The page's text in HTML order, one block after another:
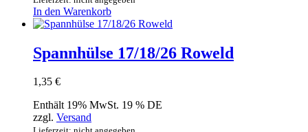
In den Warenkorb
Spannhülse 17/18/26 Roweld
1,35 €
Enthält 19% MwSt. 19 % DE
zzgl. Versand